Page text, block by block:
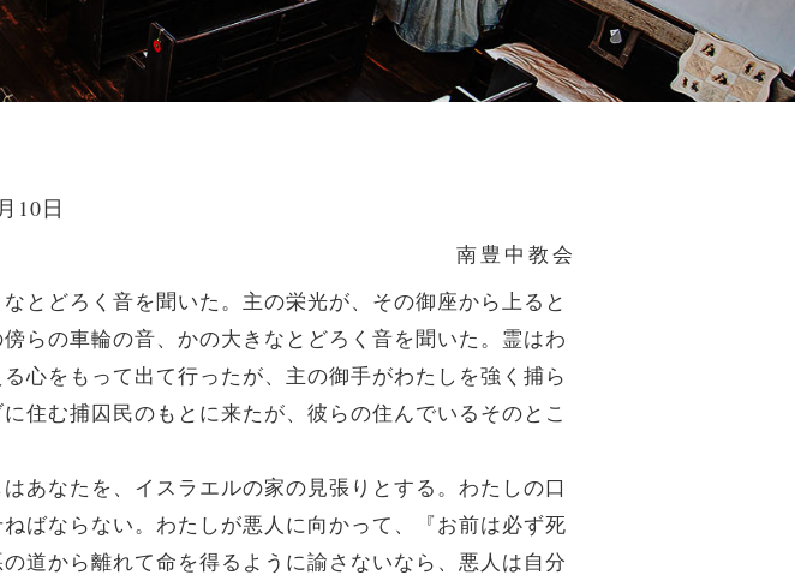
10日
南豊中教会
とどろく音を聞いた。主の栄光が、その御座から上ると
らの車輪の音、かの大きなとどろく音を聞いた。霊はわ
心をもって出て行ったが、主の御手がわたしを強く捕ら
住む捕囚民のもとに来たが、彼らの住んでいるそのとこ
あなたを、イスラエルの家の見張りとする。わたしの口
ばならない。わたしが悪人に向かって、『お前は必ず死
道から離れて命を得るように諭さないなら、悪人は自分